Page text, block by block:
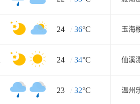
24 / 36°C 玉海
24 / 34°C 仙溪
23 / 32°C 温州